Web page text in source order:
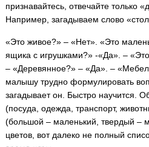
признавайтесь, отвечайте только
Например, загадываем слово
«Это живое?» – «Нет». «Это
ящика с игрушками?» -«Да». –
– «Деревянное?» – «Да». –
малышу трудно формулировать
загадывает он. Быстро научится.
(посуда, одежда, транспорт,
(большой – маленький, твердый –
цветов, вот далеко не полный